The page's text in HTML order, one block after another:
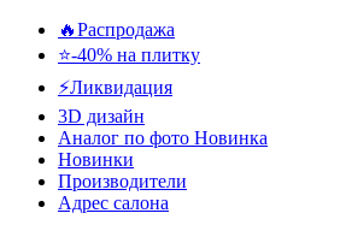
🔥Распродажа
⭐-40% на плитку
⚡️Ликвидация
3D дизайн
Аналог по фото Новинка
Новинки
Производители
Адрес салона